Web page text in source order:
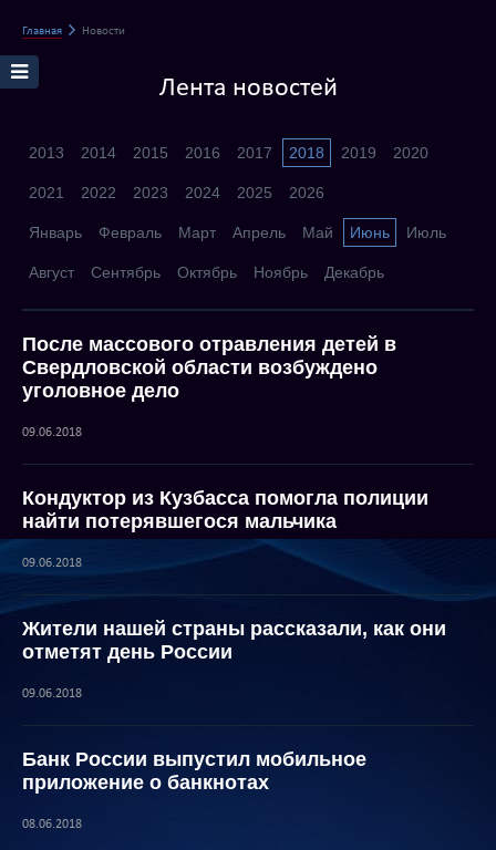
Главная Новости
Лента новостей
2013 2014 2015 2016 2017 2018 2019 2020
2021 2022 2023 2024 2025 2026
Январь Февраль Март Апрель Май Июнь Июль
Август Сентябрь Октябрь Ноябрь Декабрь
После массового отравления детей в
Свердловской области возбуждено
уголовное дело
09.06.2018
Кондуктор из Кузбасса помогла полиции
найти потерявшегося мальчика
09.06.2018
Жители нашей страны рассказали, как они
отметят день России
09.06.2018
Банк России выпустил мобильное
приложение о банкнотах
08.06.2018